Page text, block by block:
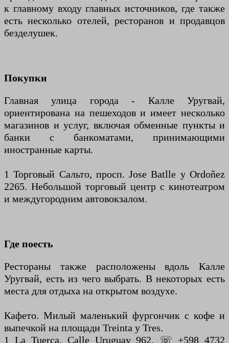
к главному входу главных источников, где также
есть несколько отелей, ресторанов и продавцов
безделушек.
Покупки
Главная улица города - Калле Уругвай,
ориентирована на пешеходов и имеет несколько
магазинов и услуг, включая обменные пункты и
банки с банкоматами, принимающими
иностранные карты.
1 Торговый Сальто, просп. Jose Batlle y Ordoñez
2265. Небольшой торговый центр с кинотеатром
и междугородним автовокзалом.
Где поесть
Рестораны также расположены вдоль Калле
Уругвай, есть из чего выбрать. В некоторых есть
места для отдыха на открытом воздухе.
Кафето. Милый маленький фургончик с кофе и
выпечкой на площади Treinta y Tres.
1 La Tuerca, Calle Uruguay 962, ☏ +598 4732